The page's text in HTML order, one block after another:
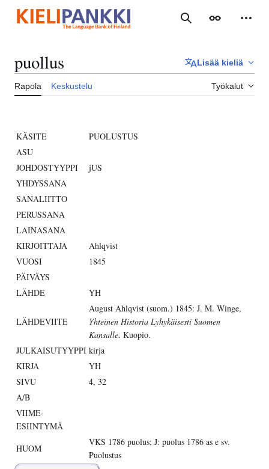
sisältöön
Haku Ulkoasu
puollus Lisää kieliä
Rapola Keskustelu Työkalut
KÄSITE
PUOLUSTUS
ASU
JOHDOSTYYPPI
jUS
YHDYSSANA
SANALIITTO
PERUSSANA
LAINASANA
KIRJOITTAJA
Ahlqvist
VUOSI
1845
PÄIVÄYS
LÄHDE
YH
LÄHDEVIITE
August Ahlqvist (suom.) 1845: J. M. Winge,
Yhteinen Historia Lyhykäisesti Suomen
Kansalle. Kuopio.
JULKAISUTYYPPI kirja
KIRJA
YH
SIVU
4, 32
A/B
VIIME-
ESIINTYMÄ
HUOM
VKS 1786 puolus; J: puolus 1786 as e sv.
Puolustus